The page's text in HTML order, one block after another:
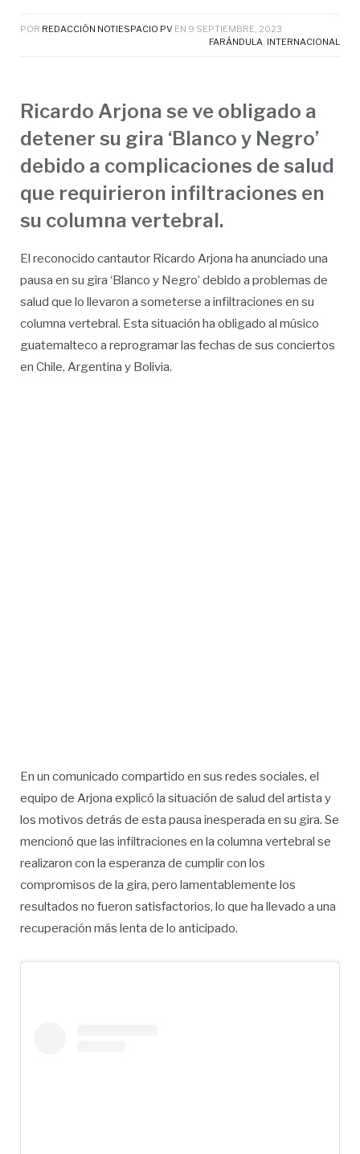
POR REDACCIÓN NOTIESPACIO PV EN 9 SEPTIEMBRE, 2023
FARÁNDULA INTERNACIONAL
Ricardo Arjona se ve obligado a
detener su gira ‘Blanco y Negro’
debido a complicaciones de salud
que requirieron infiltraciones en
su columna vertebral.
El reconocido cantautor Ricardo Arjona ha anunciado una
pausa en su gira ‘Blanco y Negro’ debido a problemas de
salud que lo llevaron a someterse a infiltraciones en su
columna vertebral. Esta situación ha obligado al músico
guatemalteco a reprogramar las fechas de sus conciertos
en Chile, Argentina y Bolivia.
En un comunicado compartido en sus redes sociales, el
equipo de Arjona explicó la situación de salud del artista y
los motivos detrás de esta pausa inesperada en su gira. Se
mencionó que las infiltraciones en la columna vertebral se
realizaron con la esperanza de cumplir con los
compromisos de la gira, pero lamentablemente los
resultados no fueron satisfactorios, lo que ha llevado a una
recuperación más lenta de lo anticipado.